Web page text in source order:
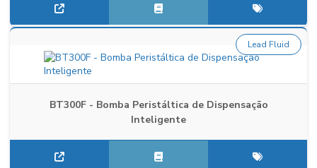
BT300F - Bomba Peristáltica de Dispensação
Inteligente
Lead Fluid